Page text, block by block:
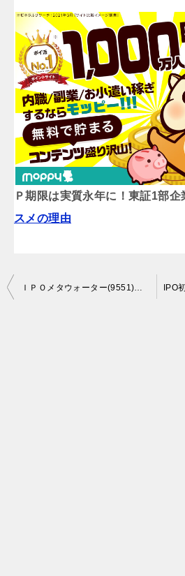
Ｐ期限は実質永年に！東証1部
スメの理由
投
ＩＰＯメタウォーター(9551)新規承認。初値予想は「微妙」でしょう。